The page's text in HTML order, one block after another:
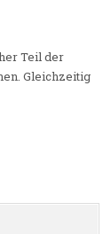
Teil der
Gleichzeitig